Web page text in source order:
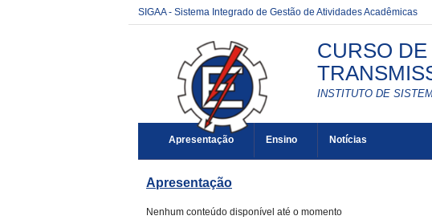
SIGAA - Sistema Integrado de Gestão de Atividades Acadêmicas
CURSO
INSTITUTO DE
Apresentação Ensino Notícias
Apresentação
Nenhum conteúdo disponível até o momento